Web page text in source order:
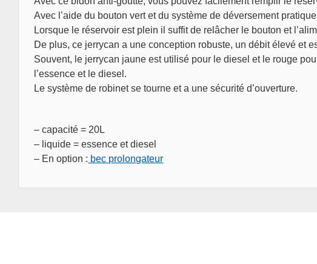
Avec l’aide du bouton vert et du système de déversement
Lorsque le réservoir est plein il suffit de relâcher le bouton et
De plus, ce jerrycan a une conception robuste, un débit élevé et
Souvent, le jerrycan jaune est utilisé pour le diesel et le rouge
l’essence et le diesel.
Le système de robinet se tourne et a une sécurité d’ouverture.
– capacité = 20L
– liquide = essence et diesel
– En option : bec prolongateur